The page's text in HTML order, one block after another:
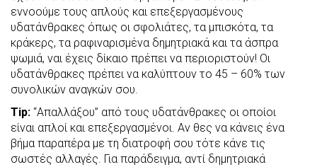
εννοούμε τους απλούς και επεξεργασμένους
υδατάνθρακες όπως οι σφολιάτες, τα μπισκότα, τα
κράκερς, τα ραφιναρισμένα δημητριακά και τα άσπρα
ψωμιά, ναι έχεις δίκαιο πρέπει να περιοριστούν! Οι
υδατάνθρακες πρέπει να καλύπτουν το 45 – 60% των
συνολικών αναγκών σου.
Tip: “Απαλλάξου” από τους υδατάνθρακες οι οποίοι
είναι απλοί και επεξεργασμένοι. Αν θες να κάνεις ένα
βήμα παραπέρα με τη διατροφή σου τότε κάνε τις
σωστές αλλαγές. Για παράδειγμα, αντί δημητριακά